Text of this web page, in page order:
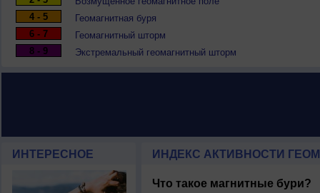
4 - 5
Геомагнитная буря
6 - 7
Геомагнитный шторм
8 - 9
Экстремальный геомагнитный шторм
ИНТЕРЕСНОЕ ИНДЕКС АКТИВНОСТИ
Что такое магнитные бури?